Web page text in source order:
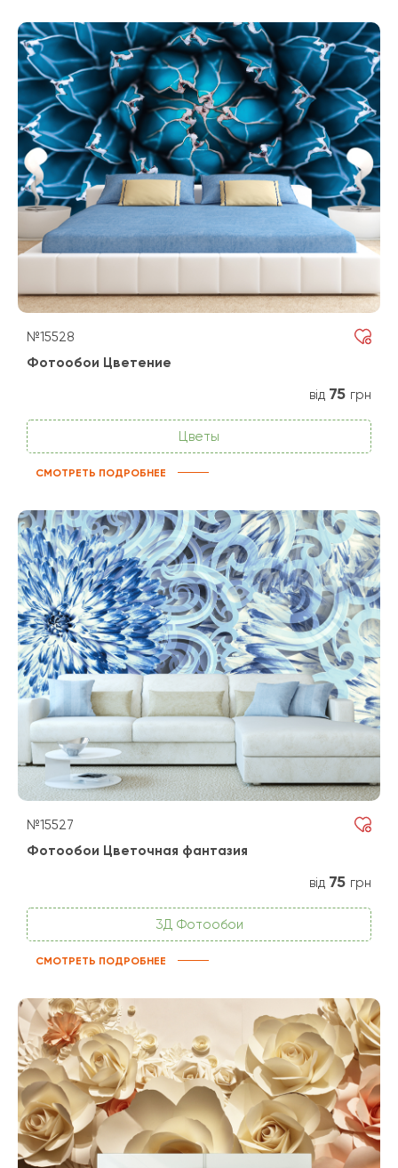
№15528
Фотообои Цветение
від 75 грн
Цветы
СМОТРЕТЬ ПОДРОБНЕЕ
№15527
Фотообои Цветочная фантазия
від 75 грн
3Д Фотообои
СМОТРЕТЬ ПОДРОБНЕЕ